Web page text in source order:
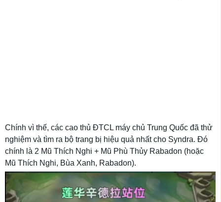
Chính vì thế, các cao thủ ĐTCL máy chủ Trung Quốc đã thử
nghiệm và tìm ra bộ trang bị hiệu quả nhất cho Syndra. Đó
chính là 2 Mũ Thích Nghi + Mũ Phù Thủy Rabadon (hoặc
Mũ Thích Nghi, Bùa Xanh, Rabadon).